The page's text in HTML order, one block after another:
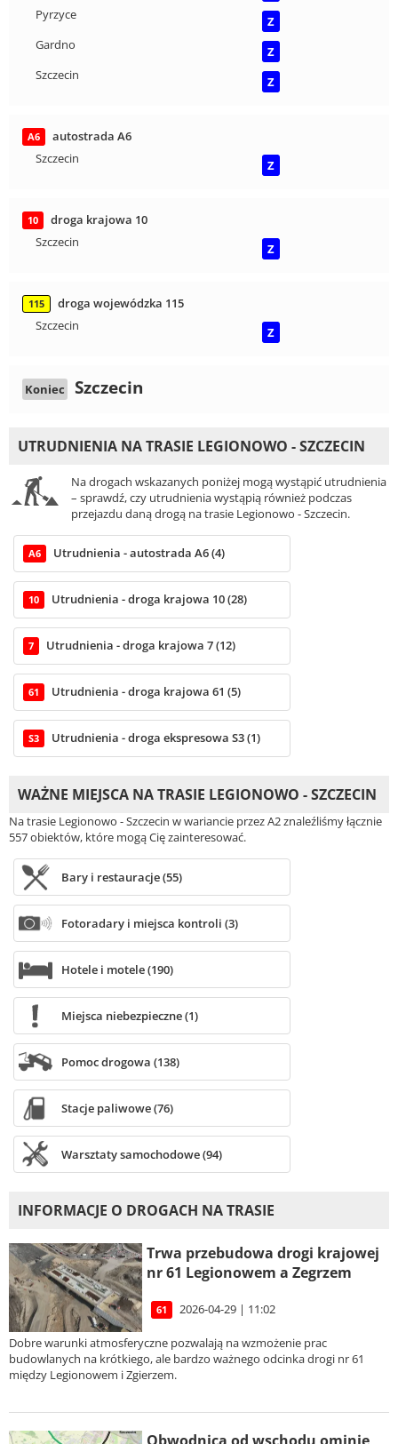
Pyrzyce
Z
Gardno
Z
Szczecin
Z
A6
autostrada A6
Szczecin
Z
10
droga krajowa 10
Szczecin
Z
115
droga wojewódzka 115
Szczecin
Z
Koniec Szczecin
UTRUDNIENIA NA TRASIE LEGIONOWO - SZCZECIN
Na drogach wskazanych poniżej mogą wystąpić utrudnienia
– sprawdź, czy utrudnienia wystąpią również podczas
przejazdu daną drogą na trasie Legionowo - Szczecin.
A6 Utrudnienia - autostrada A6 (4)
10 Utrudnienia - droga krajowa 10 (28)
7 Utrudnienia - droga krajowa 7 (12)
61 Utrudnienia - droga krajowa 61 (5)
S3 Utrudnienia - droga ekspresowa S3 (1)
WAŻNE MIEJSCA NA TRASIE LEGIONOWO - SZCZECIN
Na trasie Legionowo - Szczecin w wariancie przez A2 znaleźliśmy łącznie
557 obiektów, które mogą Cię zainteresować.
Bary i restauracje (55)
Fotoradary i miejsca kontroli (3)
Hotele i motele (190)
Miejsca niebezpieczne (1)
Pomoc drogowa (138)
Stacje paliwowe (76)
Warsztaty samochodowe (94)
INFORMACJE O DROGACH NA TRASIE
Trwa przebudowa drogi krajowej
nr 61 Legionowem a Zegrzem
61 2026-04-29 | 11:02
Dobre warunki atmosferyczne pozwalają na wzmożenie prac
budowlanych na krótkiego, ale bardzo ważnego odcinka drogi nr 61
między Legionowem i Zgierzem.